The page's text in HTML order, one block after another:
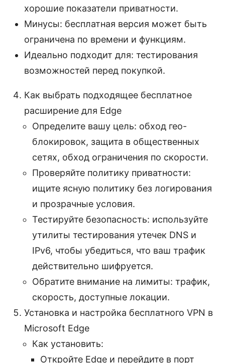
хорошие показатели приватности.
Минусы: бесплатная версия может быть
ограничена по времени и функциям.
Идеально подходит для: тестирования
возможностей перед покупкой.
Как выбрать подходящее бесплатное
расширение для Edge
Определите вашу цель: обход гео-
блокировок, защита в общественных
сетях, обход ограничения по скорости.
Проверяйте политику приватности:
ищите ясную политику без логирования
и прозрачные условия.
Тестируйте безопасность: используйте
утилиты тестирования утечек DNS и
IPv6, чтобы убедиться, что ваш трафик
действительно шифруется.
Обратите внимание на лимиты: трафик,
скорость, доступные локации.
Установка и настройка бесплатного VPN в
Microsoft Edge
Как установить:
Откройте Edge и перейдите в порт